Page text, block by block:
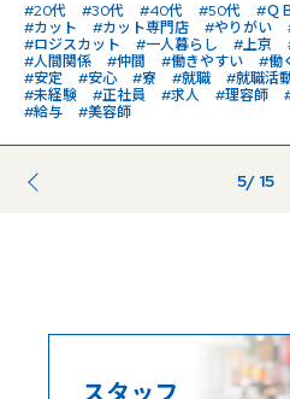
#20代 #30代 #40代 #50代 #Ｑ
#カット
#カット専門店 #やりがい
#ロジスカット
#一人暮らし #上京
#人間関係
#仲間 #働きやすい #働
#安定
#安心 #寮 #就職 #就職活
#未経験
#正社員 #求人 #理容師
#給与
#美容師
前のページ
5/ 15